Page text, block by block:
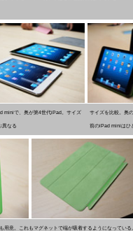
miniで、奥が第4世代iPad。サイズ
異なる
サイズを比較。奥
前のiPad miniはひ
用意。これもマグネットで端が吸着するようになってい